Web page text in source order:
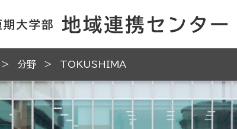
分野 TOKUSHIMA